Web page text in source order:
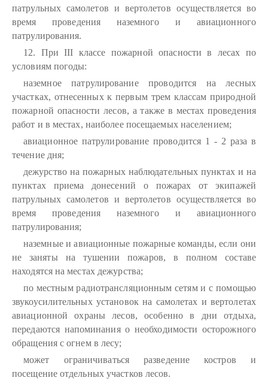
патрульных самолетов и вертолетов осуществляется во
время проведения наземного и авиационного
патрулирования.
12. При III классе пожарной опасности в лесах по
условиям погоды:
наземное патрулирование проводится на лесных
участках, отнесенных к первым трем классам природной
пожарной опасности лесов, а также в местах проведения
работ и в местах, наиболее посещаемых населением;
авиационное патрулирование проводится 1 - 2 раза в
течение дня;
дежурство на пожарных наблюдательных пунктах и на
пунктах приема донесений о пожарах от экипажей
патрульных самолетов и вертолетов осуществляется во
время проведения наземного и авиационного
патрулирования;
наземные и авиационные пожарные команды, если они
не заняты на тушении пожаров, в полном составе
находятся на местах дежурства;
по местным радиотрансляционным сетям и с помощью
звукоусилительных установок на самолетах и вертолетах
авиационной охраны лесов, особенно в дни отдыха,
передаются напоминания о необходимости осторожного
обращения с огнем в лесу;
может ограничиваться разведение костров и
посещение отдельных участков лесов.